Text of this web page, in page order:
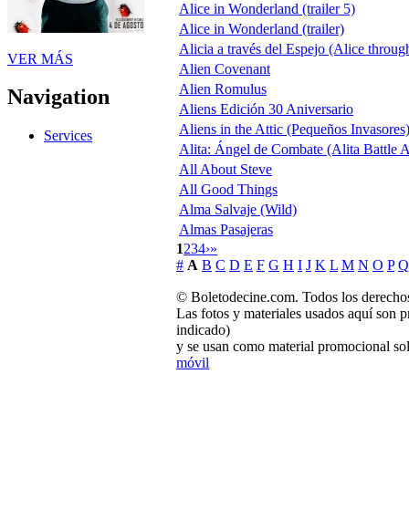
VER MÁS
Navigation
Services
Alice in Wonderland (trailer 5)
Alice in Wonderland (trailer)
Alicia a través del Espejo (Alice
Alien Covenant
Alien Romulus
Aliens Edición 30 Aniversario
Aliens in the Attic (Pequeños Invasores)
Alita: Ángel de Combate (Alita Battle
All About Steve
All Good Things
Alma Salvaje (Wild)
Almas Pasajeras
1234›»
# A B C D E F G H I J K L M N O P Q
© Boletodecine.com. Todos los
Las fotos y materiales usados aquí son
indicado)
y se usan como material promocional
móvil